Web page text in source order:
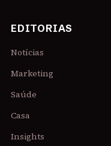
EDITORIAS
Notícias
Marketing
Saúde
Casa
Insights